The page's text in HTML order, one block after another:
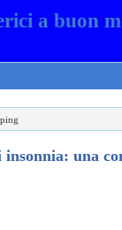
a buon
insonnia: una